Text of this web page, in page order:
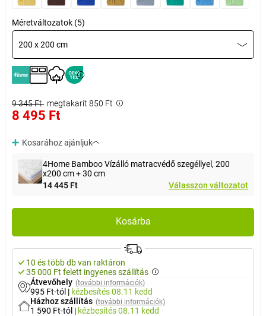
Méretváltozatok (5)
200 x 200 cm
9 345 Ft megtakarít 850 Ft
8 495 Ft
Kosarához ajánljuk
4Home Bamboo Vízálló matracvédő szegéllyel, 200
x200 cm + 30 cm
14 445 Ft
Válasszon változatot
Kosárba
10 és több db van raktáron
35 000 Ft felett ingyenes szállítás
Átvevőhely (további információk)
995 Ft-tól | kézbesítés08.11 kedd
Házhoz szállítás (további információk)
1 590 Ft-tól | kézbesítés08.11 kedd